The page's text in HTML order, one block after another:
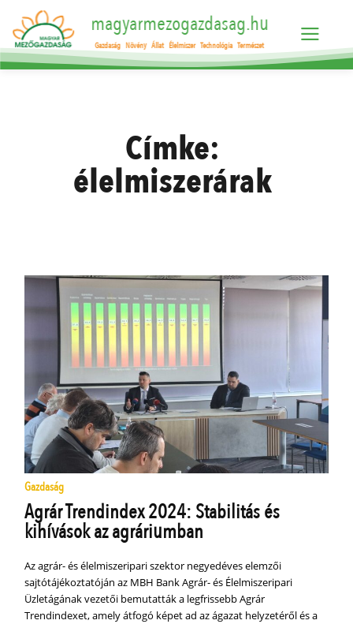
magyarmezogazdasag.hu
Gazdaság Növény Állat Élelmiszer Technológia Természet
Címke:
élelmiszerárak
Gazdaság
Agrár Trendindex 2024: Stabilitás és
kihívások az agráriumban
Az agrár- és élelmiszeripari szektor negyedéves elemzői
sajtótájékoztatóján az MBH Bank Agrár- és Élelmiszeripari
Üzletágának vezetői bemutatták a legfrissebb Agrár
Trendindexet, amely átfogó képet ad az ágazat helyzetéről és a